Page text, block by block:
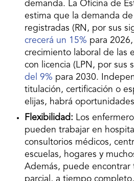
demanda. La Oficina de
estima que la demanda
registradas (RN, por sus
crecerá un 15% para
crecimiento laboral de las
con licencia (LPN, por sus
del 9% para 2030.
titulación, certificación o
elijas, habrá
Flexibilidad: Los
pueden trabajar en
consultorios médicos,
escuelas, hogares y
Además, puede encontrar